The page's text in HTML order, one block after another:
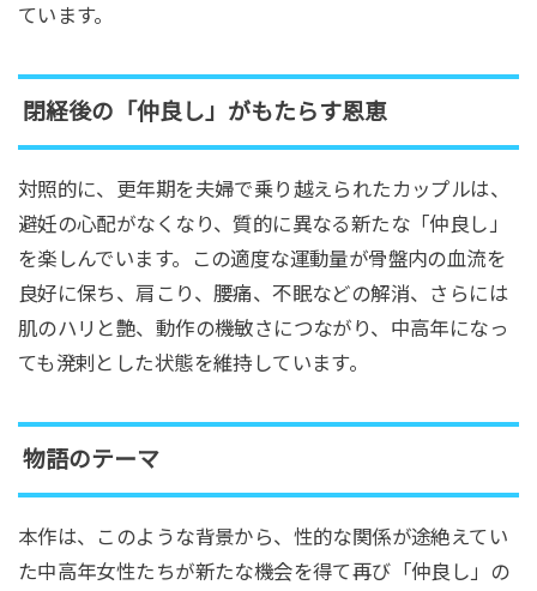
ています。
閉経後の「仲良し」がもたらす恩恵
対照的に、更年期を夫婦で乗り越えられたカップルは、
避妊の心配がなくなり、質的に異なる新たな「仲良し」
を楽しんでいます。この適度な運動量が骨盤内の血流を
良好に保ち、肩こり、腰痛、不眠などの解消、さらには
肌のハリと艶、動作の機敏さにつながり、中高年になっ
ても溌剌とした状態を維持しています。
物語のテーマ
本作は、このような背景から、性的な関係が途絶えてい
た中高年女性たちが新たな機会を得て再び「仲良し」の